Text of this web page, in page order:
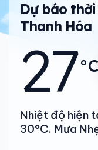
Dự báo
Thanh Hóa
27°C
Nhiệt độ hiện
30°C. Mưa